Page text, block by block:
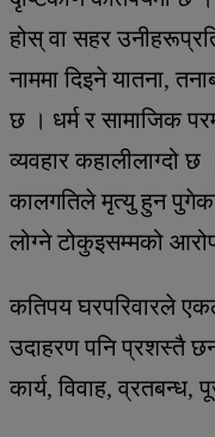
होस् वा सहर
नाममा दिइने यातना,
छ । धर्म र सामाजिक
व्यवहार कहालीलाग्दो छ
कालगतिले मृत्यु हुन पुगेका
लोग्ने टोकुइसम्मको
कतिपय घरपरिवारले
उदाहरण पनि प्रशस्तै
कार्य, विवाह, व्रतबन्ध,